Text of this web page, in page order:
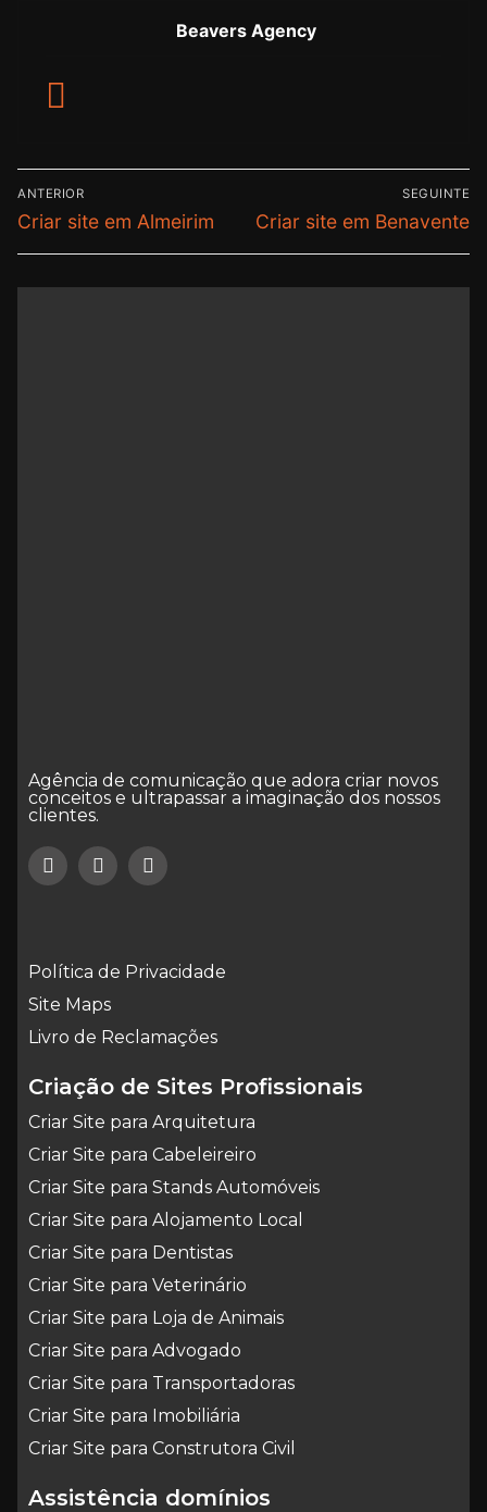
Beavers Agency
ANTERIOR
Criar site em Almeirim
SEGUINTE
Criar site em Benavente
Agência de comunicação que adora criar novos
conceitos e ultrapassar a imaginação dos nossos
clientes.
Política de Privacidade
Site Maps
Livro de Reclamações
Criação de Sites Profissionais
Criar Site para Arquitetura
Criar Site para Cabeleireiro
Criar Site para Stands Automóveis
Criar Site para Alojamento Local
Criar Site para Dentistas
Criar Site para Veterinário
Criar Site para Loja de Animais
Criar Site para Advogado
Criar Site para Transportadoras
Criar Site para Imobiliária
Criar Site para Construtora Civil
Assistência domínios